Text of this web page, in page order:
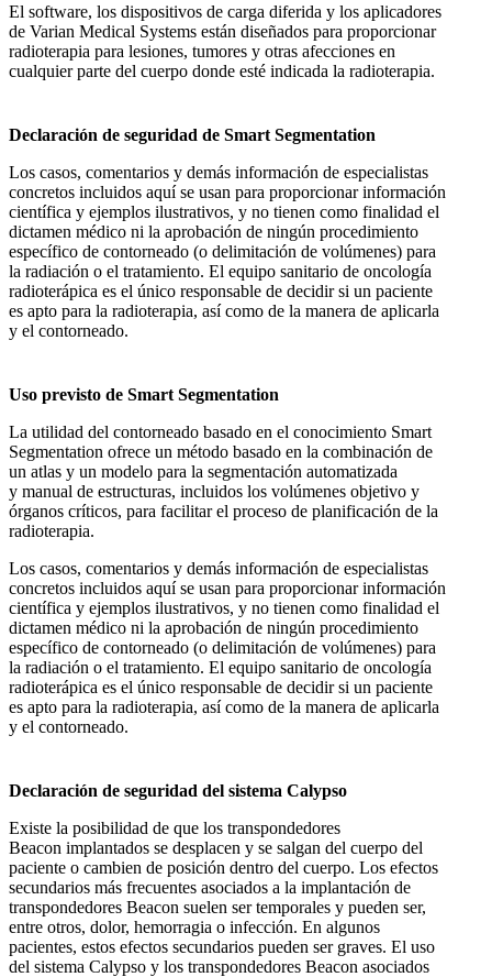
El software, los dispositivos de carga diferida y los aplicadores
de Varian Medical Systems están diseñados para proporcionar
radioterapia para lesiones, tumores y otras afecciones en
cualquier parte del cuerpo donde esté indicada la radioterapia.
Declaración de seguridad de Smart Segmentation
Los casos, comentarios y demás información de especialistas
concretos incluidos aquí se usan para proporcionar información
científica y ejemplos ilustrativos, y no tienen como finalidad el
dictamen médico ni la aprobación de ningún procedimiento
específico de contorneado (o delimitación de volúmenes) para
la radiación o el tratamiento. El equipo sanitario de oncología
radioterápica es el único responsable de decidir si un paciente
es apto para la radioterapia, así como de la manera de aplicarla
y el contorneado.
Uso previsto de Smart Segmentation
La utilidad del contorneado basado en el conocimiento Smart
Segmentation ofrece un método basado en la combinación de
un atlas y un modelo para la segmentación automatizada
y manual de estructuras, incluidos los volúmenes objetivo y
órganos críticos, para facilitar el proceso de planificación de la
radioterapia.
Los casos, comentarios y demás información de especialistas
concretos incluidos aquí se usan para proporcionar información
científica y ejemplos ilustrativos, y no tienen como finalidad el
dictamen médico ni la aprobación de ningún procedimiento
específico de contorneado (o delimitación de volúmenes) para
la radiación o el tratamiento. El equipo sanitario de oncología
radioterápica es el único responsable de decidir si un paciente
es apto para la radioterapia, así como de la manera de aplicarla
y el contorneado.
Declaración de seguridad del sistema Calypso
Existe la posibilidad de que los transpondedores
Beacon implantados se desplacen y se salgan del cuerpo del
paciente o cambien de posición dentro del cuerpo. Los efectos
secundarios más frecuentes asociados a la implantación de
transpondedores Beacon suelen ser temporales y pueden ser,
entre otros, dolor, hemorragia o infección. En algunos
pacientes, estos efectos secundarios pueden ser graves. El uso
del sistema Calypso y los transpondedores Beacon asociados